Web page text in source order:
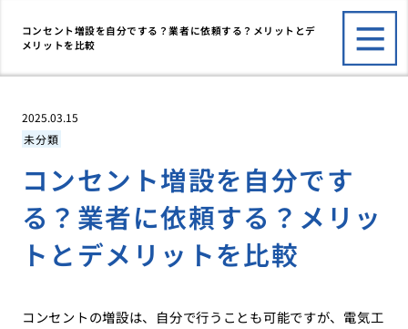
コンセント増設を自分でする？業者に依頼する？メリットとデ
メリットを比較
2025.03.15
未分類
コンセント増設を自分です
る？業者に依頼する？メリッ
トとデメリットを比較
コンセントの増設は、自分で行うことも可能ですが、電気工